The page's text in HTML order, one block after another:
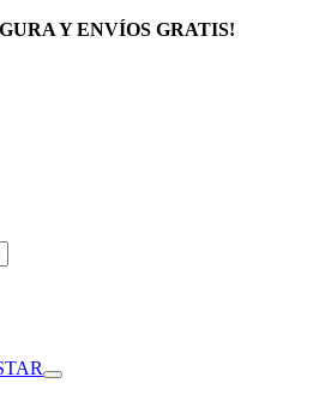
Y ENVÍOS GRATIS!